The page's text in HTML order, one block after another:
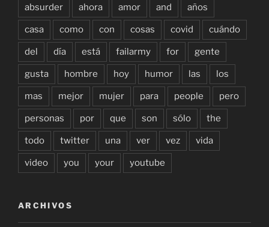
absurder ahora amor and años
casa como con cosas covid cuándo
del día está failarmy for gente
gusta hombre hoy humor las los
mas mejor mujer para people pero
personas por que son sólo the
todo twitter una ver vez vida
video you your youtube
ARCHIVOS